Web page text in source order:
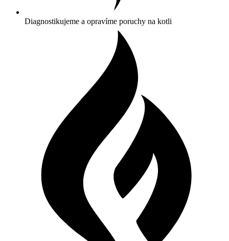
Diagnostikujeme a opravíme poruchy na kotli